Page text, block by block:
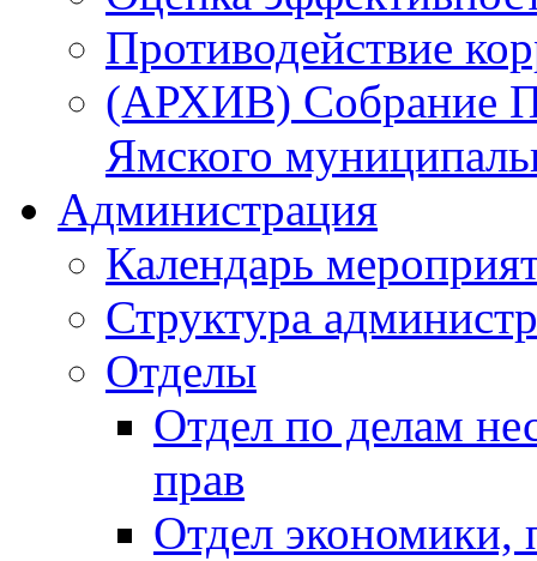
Противодействие
(АРХИВ) Собрание
Ямского
Администрация
Календарь
Структура
Отделы
Отдел по делам
прав
Отдел экономики,